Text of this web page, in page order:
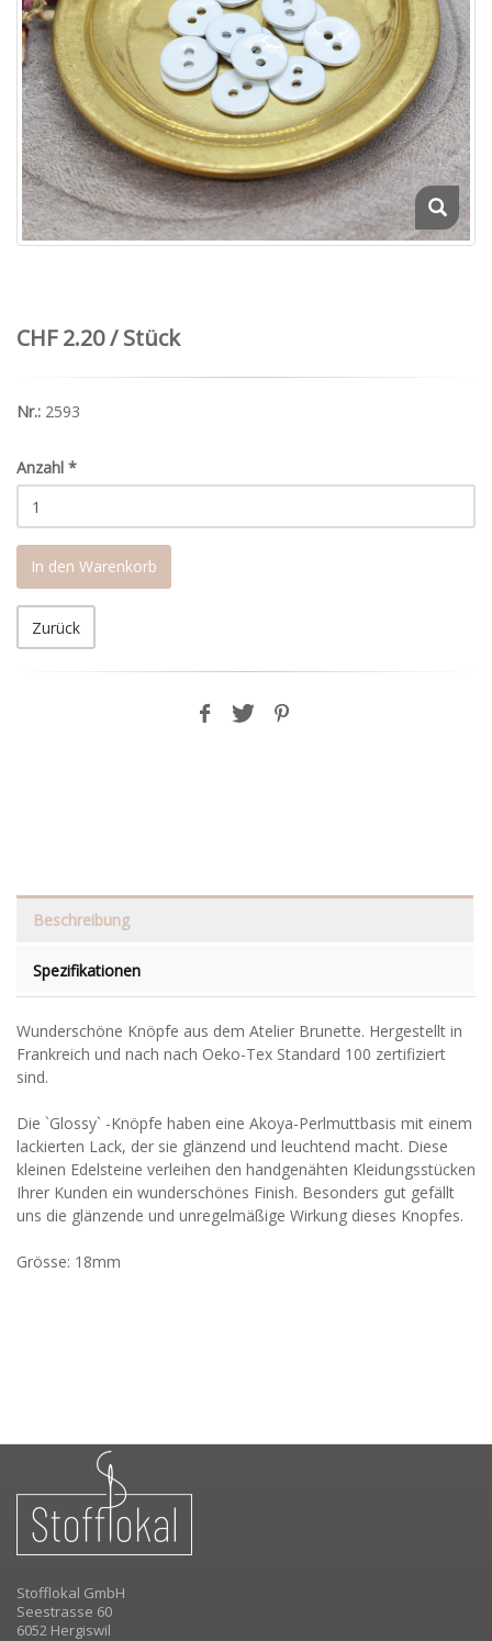
CHF 2.20 / Stück
Nr.: 2593
Anzahl *
In den Warenkorb
Zurück
Beschreibung
Spezifikationen
Wunderschöne Knöpfe aus dem Atelier Brunette. Hergestellt in
Frankreich und nach nach Oeko-Tex Standard 100 zertifiziert
sind.
Die `Glossy` -Knöpfe haben eine Akoya-Perlmuttbasis mit einem
lackierten Lack, der sie glänzend und leuchtend macht. Diese
kleinen Edelsteine verleihen den handgenähten Kleidungsstücken
Ihrer Kunden ein wunderschönes Finish. Besonders gut gefällt
uns die glänzende und unregelmäßige Wirkung dieses Knopfes.
Grösse: 18mm
Stofflokal GmbH
Seestrasse 60
6052 Hergiswil